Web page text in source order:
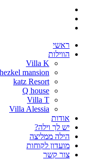
ראשי
הווילות
Villa K
mansion
katz Resort
Q house
Villa T
Villa Alessia
אודות
יש לך וילה?
הילה ממליצה
מועדון לקוחות
צור קשר